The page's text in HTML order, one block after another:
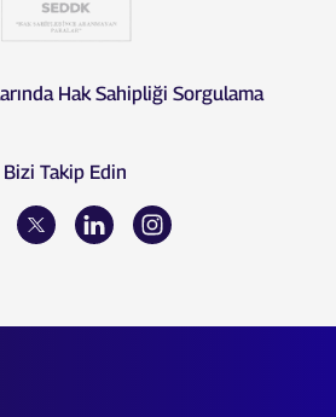
Hak Sahipliği Sorgulama
Bizi Takip Edin